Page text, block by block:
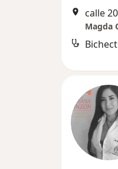
Magda